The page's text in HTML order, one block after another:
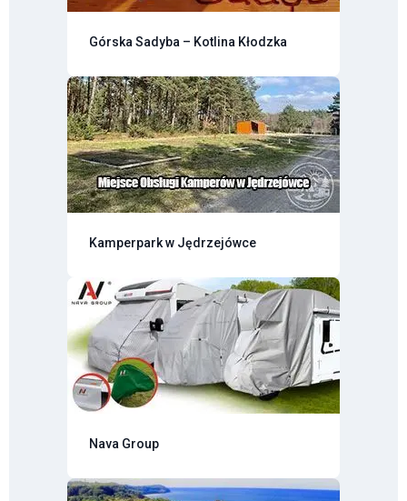
Górska Sadyba – Kotlina Kłodzka
Kamperpark w Jędrzejówce
Nava Group